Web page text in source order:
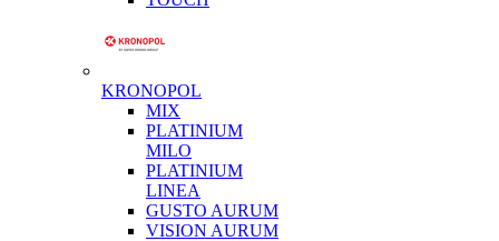
KRONOPOL
MIX
PLATINIUM
MILO
PLATINIUM
LINEA
GUSTO AURUM
VISION AURUM